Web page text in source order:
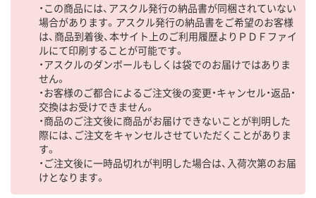
・この商品には、アスクル発行の納品書が同梱されていない
場合があります。アスクル発行の納品書をご希望のお客様
は、商品到着後、本サイト上のご利用履歴よりＰＤＦファイ
ルにて印刷することが可能です。
・アスクルのダンボールもしくは袋でのお届けではありま
せん。
・お客様のご都合によるご注文後の変更・キャンセル・返品・
交換はお受けできません。
・商品のご注文後に商品がお届けできないことが判明した
際には、ご注文をキャンセルさせていただくことがありま
す。
・ご注文後に一時品切れが判明した場合は、入荷次第のお届
けとなります。